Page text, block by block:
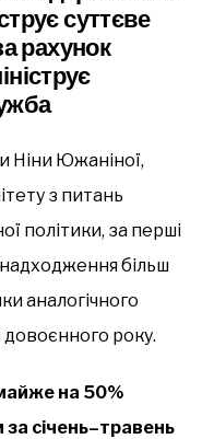
суттєве
рахунок
Ніни Южаніної,
з питань
політики, за перші
надходження більш
аналогічного
довоєнного року.
на 50%
січень–травень